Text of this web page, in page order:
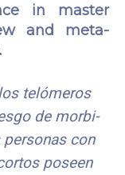
in master
and meta-
telómeros
de morbi-
con
poseen